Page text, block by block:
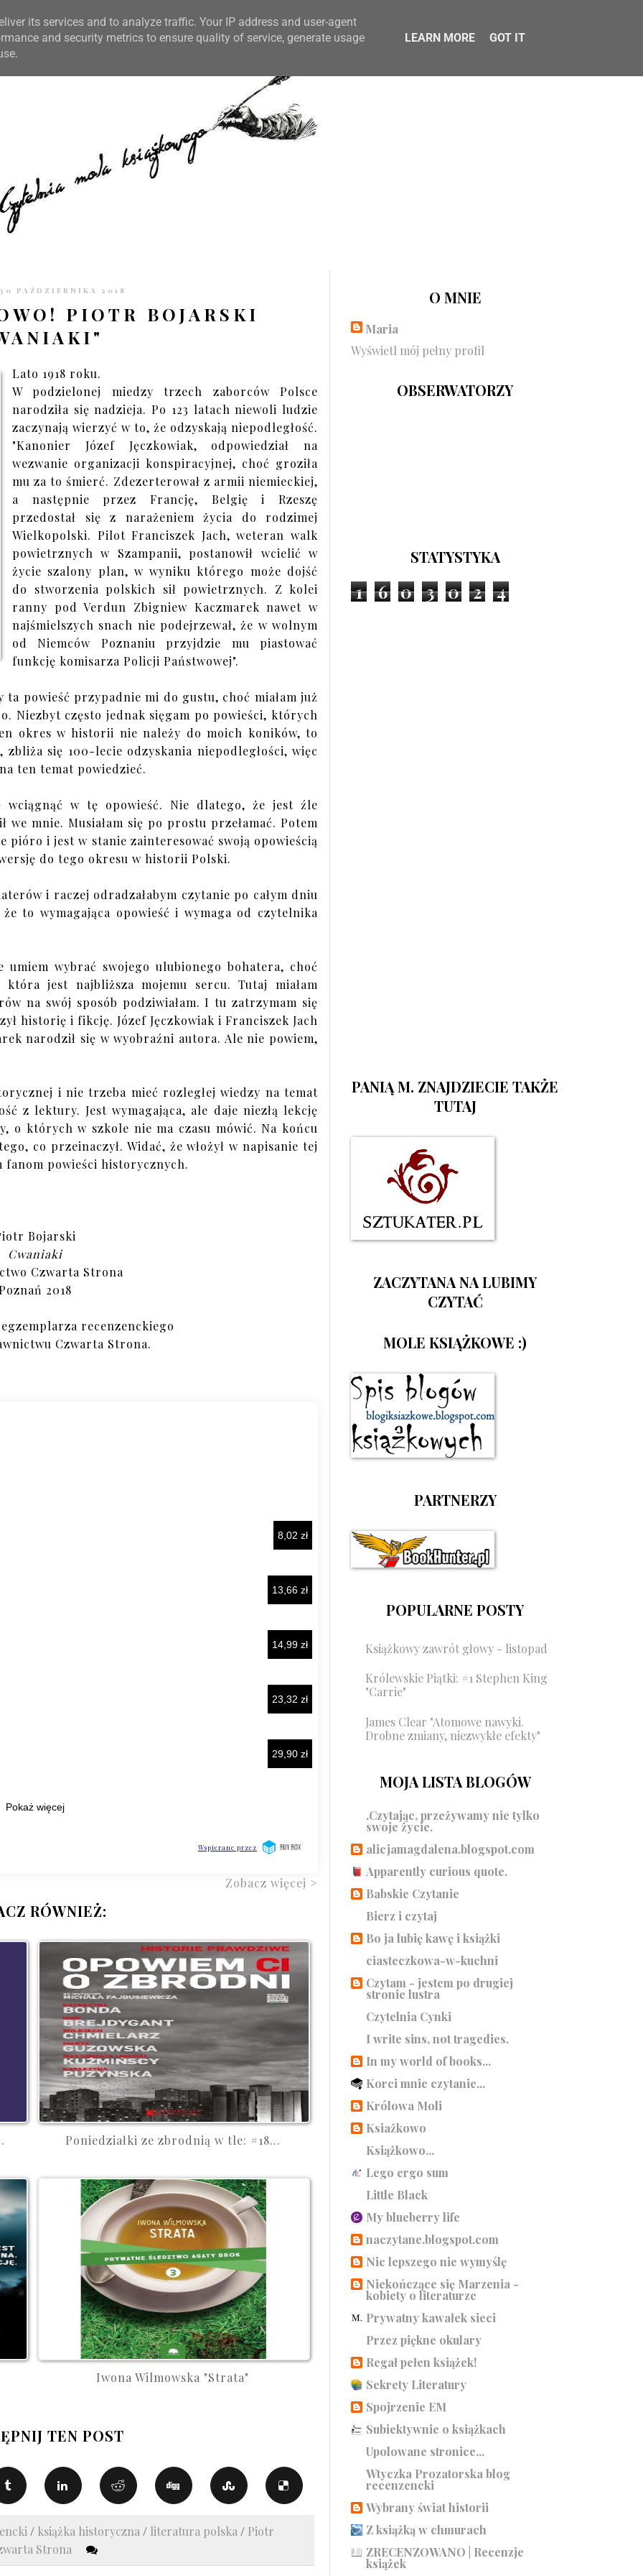
KONTAKT CZYTELNIA PO GODZINACH
PAŹDZIERNIKA 2018
PIOTR BOJARSKI
Lato 1918 roku.
W podzielonej miedzy trzech zaborców Polsce
narodziła się nadzieja. Po 123 latach niewoli ludzie
zaczynają wierzyć w to, że odzyskają niepodległość.
"Kanonier Józef Jęczkowiak, odpowiedział na
wezwanie organizacji konspiracyjnej, choć groziła
mu za to śmierć. Zdezerterował z armii niemieckiej,
a następnie przez Francję, Belgię i Rzeszę
przedostał się z narażeniem życia do rodzimej
Wielkopolski. Pilot Franciszek Jach, weteran walk
powietrznych w Szampanii, postanowił wcielić w
życie szalony plan, w wyniku którego może dojść
do stworzenia polskich sił powietrznych. Z kolei
ranny pod Verdun Zbigniew Kaczmarek nawet w
najśmielszych snach nie podejrzewał, że w wolnym
od Niemców Poznaniu przyjdzie mu piastować
funkcję komisarza Policji Państwowej".
ta powieść przypadnie mi do gustu, choć miałam już
Niezbyt często jednak sięgam po powieści, których
okres w historii nie należy do moich koników, to
się 100-lecie odzyskania niepodległości, więc
ten temat powiedzieć.
w tę opowieść. Nie dlatego, że jest źle
mnie. Musiałam się po prostu przełamać. Potem
i jest w stanie zainteresować swoją opowieścią
do tego okresu w historii Polski.
i raczej odradzałabym czytanie po całym dniu
to wymagająca opowieść i wymaga od czytelnika
wybrać swojego ulubionego bohatera, choć
jest najbliższa mojemu sercu. Tutaj miałam
na swój sposób podziwiałam. I tu zatrzymam się
historię i fikcję. Józef Jęczkowiak i Franciszek Jach
narodził się w wyobraźni autora. Ale nie powiem,
i nie trzeba mieć rozległej wiedzy na temat
z lektury. Jest wymagająca, ale daje niezłą lekcję
o których w szkole nie ma czasu mówić. Na końcu
co przeinaczył. Widać, że włożył w napisanie tej
fanom powieści historycznych.
Bojarski
Cwaniaki
Czwarta Strona
2018
recenzenckiego
Czwarta Strona.
Zobacz więcej >
RÓWNIEŻ:
Poniedziałki ze zbrodnią w tle: #18...
Iwona Wilmowska "Strata"
TEN POST
/ książka historyczna / literatura polska / Piotr
Strona
O MNIE
Maria
Wyświetl mój pełny profil
OBSERWATORZY
STATYSTYKA
1 6 0 3 0 2 4
PANIĄ M. ZNAJDZIECIE TAKŻE
TUTAJ
ZACZYTANA NA LUBIMY
CZYTAĆ
MOLE KSIĄŻKOWE :)
PARTNERZY
POPULARNE POSTY
Książkowy zawrót głowy - listopad
Królewskie Piątki: #1 Stephen King
"Carrie"
James Clear "Atomowe nawyki.
Drobne zmiany, niezwykłe efekty"
MOJA LISTA BLOGÓW
.Czytając, przeżywamy nie tylko
swoje życie.
alicjamagdalena.blogspot.com
Apparently curious quote.
Babskie Czytanie
Bierz i czytaj
Bo ja lubię kawę i książki
ciasteczkowa-w-kuchni
Czytam - jestem po drugiej
stronie lustra
Czytelnia Cynki
I write sins, not tragedies.
In my world of books...
Korci mnie czytanie...
Królowa Moli
Ksiażkowo
Książkowo...
Lego ergo sum
Little Black
My blueberry life
naczytane.blogspot.com
Nic lepszego nie wymyślę
Niekończące się Marzenia -
kobiety o literaturze
Prywatny kawałek sieci
Przez piękne okulary
Regał pełen książek!
Sekrety Literatury
Spojrzenie EM
Subiektywnie o książkach
Upolowane stronice...
Wtyczka Prozatorska blog
recenzencki
Wybrany świat historii
Z książką w chmurach
ZRECENZOWANO | Recenzje
książek
its services and to analyze traffic. Your IP address and user-agent
and security metrics to ensure quality of service, generate usage
LEARN MORE GOT IT